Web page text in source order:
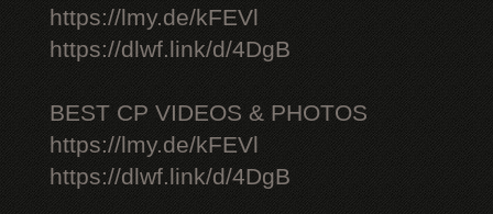
https://lmy.de/kFEVl
https://dlwf.link/d/4DgB
BEST CP VIDEOS & PHOTOS
https://lmy.de/kFEVl
https://dlwf.link/d/4DgB